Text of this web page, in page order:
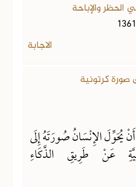
والإباحة
الاجابة
صورة كرتونية
يُحَوِّلَ الإِنْسَانُ صُورَتَهُ إِلَى
عَنْ طَرِيقِ الذَّكَاءِ